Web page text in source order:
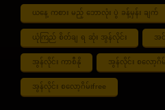
ယနေ့ ကစား မည့် ဘောလုံး ပွဲ ခန့်မှန်း ချက်
ယုံကြည် စိတ်ချ ရ ဆုံး အွန်လိုင်း အ
အွန်လိုင်း ကာစီနို အွန်လိုင်း စလော့ဂိ
အွန်လိုင်း စလော့ဂိမ်းfree